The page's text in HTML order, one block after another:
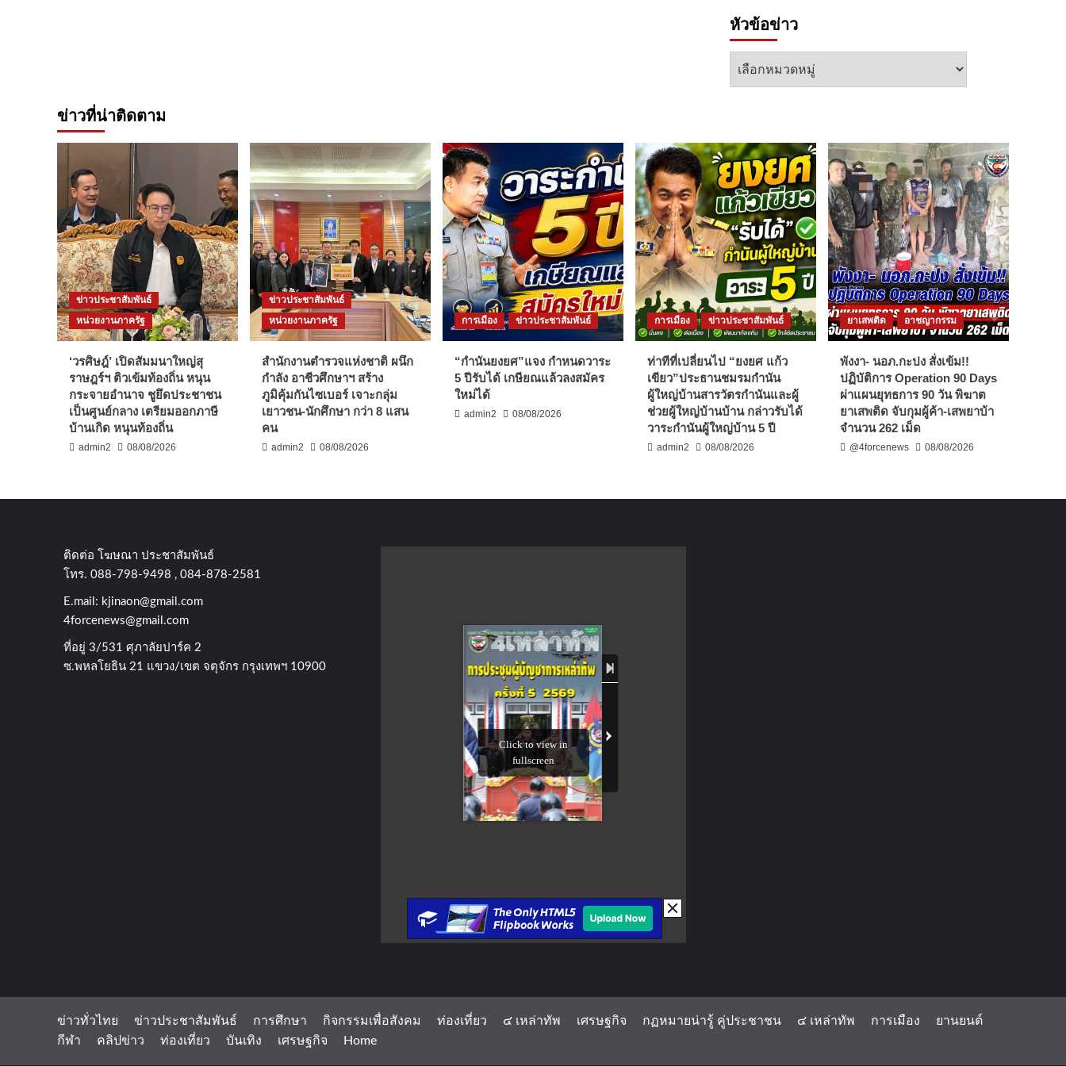
หัวข้อข่าว
หัวข้อ
ข่าวที่น่าติดตาม
ข่าวประชาสัมพันธ์
หน่วยงานภาครัฐ
‘วรศิษฎ์’ เปิดสัมมนาใหญ่สุ
ราษฎร์ฯ ติวเข้มท้องถิ่น หนุน
กระจายอำนาจ ชูยึดประชาชน
เป็นศูนย์กลาง เตรียมออกภาษี
บ้านเกิด หนุนท้องถิ่น
admin2 08/08/2026
ข่าวประชาสัมพันธ์
หน่วยงานภาครัฐ
สำนักงานตำรวจแห่งชาติ ผนึก
กำลัง อาชีวศึกษาฯ สร้าง
ภูมิคุ้มกันไซเบอร์ เจาะกลุ่ม
เยาวชน-นักศึกษา กว่า 8 แสน
คน
admin2 08/08/2026
การเมือง ข่าวประชาสัมพันธ์
“กำนันยงยศ”แจง กำหนดวาระ
5 ปีรับได้ เกษียณแล้วลงสมัคร
ใหม่ได้
admin2 08/08/2026
การเมือง ข่าวประชาสัมพันธ์
ท่าทีที่เปลี่ยนไป “ยงยศ แก้ว
เขียว”ประธานชมรมกำนัน
ผู้ใหญ่บ้านสารวัตรกำนันและผู้
ช่วยผู้ใหญ่บ้านบ้าน กล่าวรับได้
วาระกำนันผู้ใหญ่บ้าน 5 ปี
admin2 08/08/2026
ยาเสพติด อาชญากรรม
พังงา- นอภ.กะปง สั่งเข้ม!!
ปฏิบัติการ Operation 90 Days
ผ่าแผนยุทธการ 90 วัน พิฆาต
ยาเสพติด จับกุมผู้ค้า-เสพยาบ้า
จำนวน 262 เม็ด
@4forcenews 08/08/2026
ติดต่อ​ โฆษณา​ ประชาสัมพันธ์
โทร​. 088-798-9498 , 084-878-2581
E.mail: kjinaon@gmail.com
4forcenews@gmail.com
ที่อยู่​ 3/531​ ศุภาลัยปาร์ค​ 2
ซ.พหลโยธิน​ 21​ แขวง/เขต​ จตุจักร​ กรุงเทพฯ 10900
ข่าวทั่วไทย ข่าวประชาสัมพันธ์ การศึกษา กิจกรรมเพื่อสังคม ท่องเที่ยว ๔ เหล่าทัพ เศรษฐกิจ กฏหมายน่ารู้ คู่ประชาชน ๔ เหล่าทัพ การเมือง
ยานยนต์
กีฬา
คลิปข่าว ท่องเที่ยว บันเทิง เศรษฐกิจ Home